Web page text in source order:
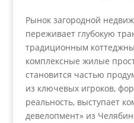
Рынок загородной
переживает глубокую
традиционным
комплексные жилые
становится частью
из ключевых игроков,
реальность, выступает
девелопмент» из